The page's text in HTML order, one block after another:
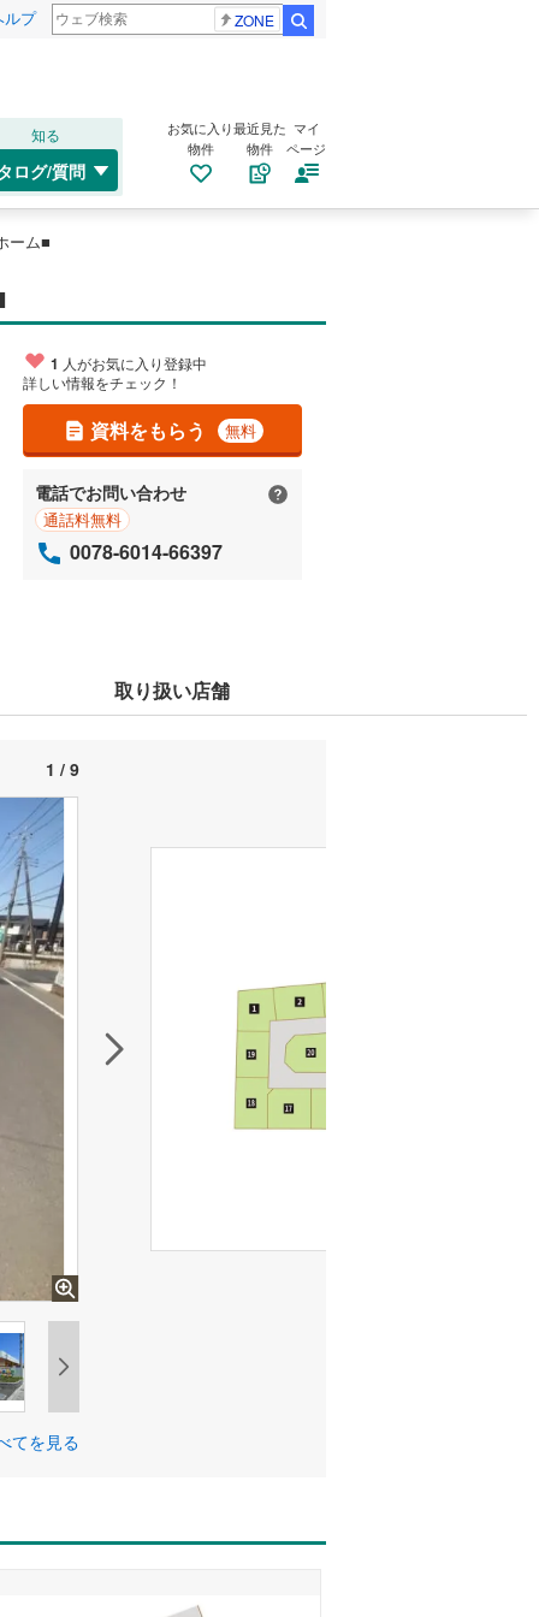
ルプ ZONE
知る
ログ/質問
お気に入り
物件
最近見た
物件
マイ
ページ
ーム■
1 人がお気に入り登録中
詳しい情報をチェック！
資料をもらう 無料
電話でお問い合わせ
通話料無料
0078-6014-66397
取り扱い店舗
1 / 9
てを見る